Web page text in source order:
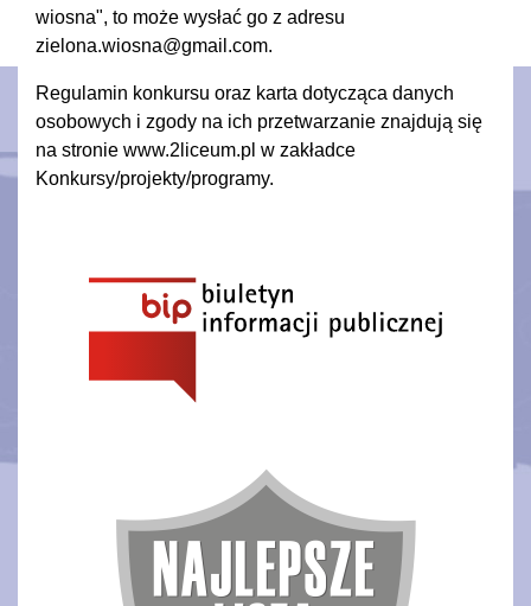
wiosna", to może wysłać go z adresu
zielona.wiosna@gmail.com.
Regulamin konkursu oraz karta dotycząca danych
osobowych i zgody na ich przetwarzanie znajdują się
na stronie www.2liceum.pl w zakładce
Konkursy/projekty/programy.